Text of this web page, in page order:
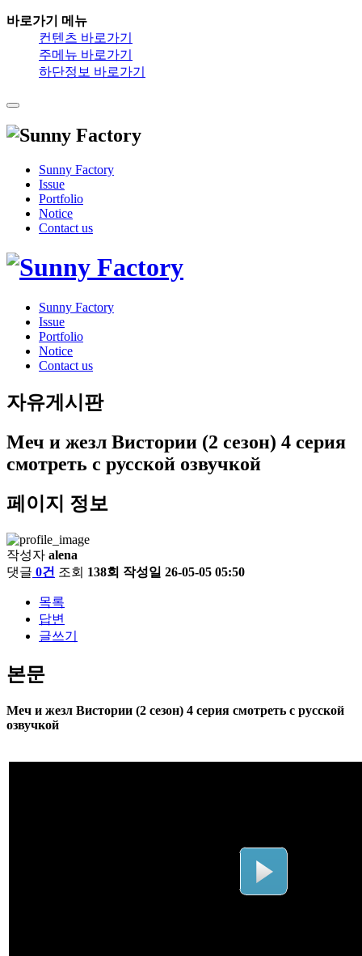
바로가기 메뉴
컨텐츠 바로가기
주메뉴 바로가기
하단정보 바로가기
Sunny Factory
Issue
Portfolio
Notice
Contact us
Sunny Factory
Issue
Portfolio
Notice
Contact us
자유게시판
Меч и жезл Вистории (2 сезон) 4 серия
смотреть с русской озвучкой
페이지 정보
작성자 alena
댓글 0건 조회 138회 작성일 26-05-05 05:50
목록
답변
글쓰기
본문
Меч и жезл Вистории (2 сезон) 4 серия смотреть с русской
озвучкой